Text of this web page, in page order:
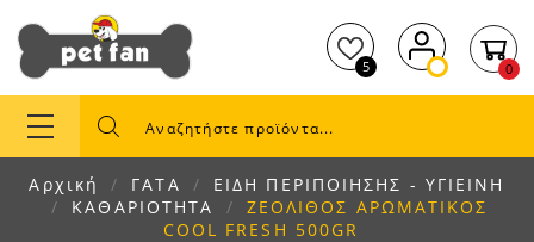
5 0
Αρχική ΓΑΤΑ
ΕΙΔΗ ΠΕΡΙΠΟΙΗΣΗΣ - ΥΓΙΕΙΝΗ
ΚΑΘΑΡΙΟΤΗΤΑ
ΖΕΟΛΙΘΟΣ ΑΡΩΜΑΤΙΚΟΣ
COOL FRESH 500GR